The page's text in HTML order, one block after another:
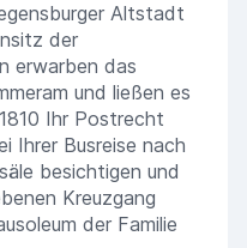
Altstadt
der
erwarben das
und ließen es
Ihr Postrecht
Ihrer Busreise nach
besichtigen und
Kreuzgang
der Familie